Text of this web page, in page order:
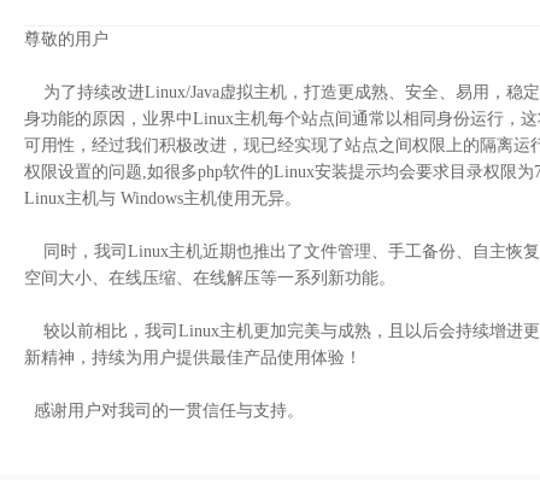
尊敬的用户
为了持续改进Linux/Java虚拟主机，打造更成熟、安全、易用，稳
身功能的原因，业界中Linux主机每个站点间通常以相同身份运行，
可用性，经过我们积极改进，现已经实现了站点之间权限上的隔离
权限设置的问题,如很多php软件的Linux安装提示均会要求目录权限
Linux主机与 Windows主机使用无异。
同时，我司Linux主机近期也推出了文件管理、手工备份、自主恢
空间大小、在线压缩、在线解压等一系列新功能。
较以前相比，我司Linux主机更加完美与成熟，且以后会持续增进
新精神，持续为用户提供最佳产品使用体验！
感谢用户对我司的一贯信任与支持。